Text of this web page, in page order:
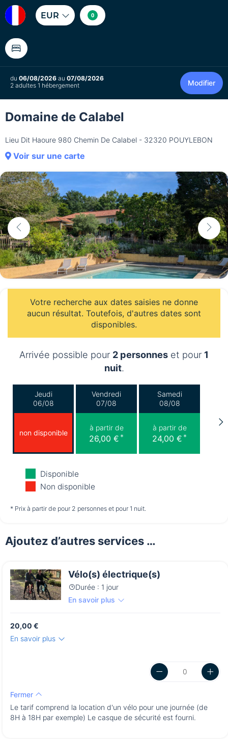
EUR 0
du 06/08/2026 au 07/08/2026
2 adultes 1 hébergement
Modifier
Domaine de Calabel
Lieu Dit Haoure 980 Chemin De Calabel - 32320 POUYLEBON
Voir sur une carte
Votre recherche aux dates saisies ne donne
aucun résultat. Toutefois, d'autres dates sont
disponibles.
Arrivée possible pour 2 personnes et pour 1
nuit.
Jeudi
06/08
non disponible
Vendredi
07/08
à partir de
26,00 € *
Samedi
08/08
à partir de
24,00 € *
Dimanche
09/08
24,00 € * 24,00 €*
Mercredi
à partir de
24,00 €
Disponible
Non disponible
* Prix à partir de pour 2 personnes et pour 1 nuit.
Ajoutez d’autres services …
Vélo(s) électrique(s)
Durée : 1 jour
En savoir plus
20,00 €
En savoir plus
Fermer
Le tarif comprend la location d'un vélo pour une journée (de
8H à 18H par exemple) Le casque de sécurité est fourni.